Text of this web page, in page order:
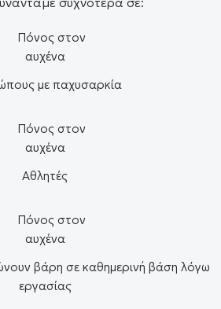
με παχυσαρκία
Αθλητές
βάρη σε καθημερινή βάση λόγω
εργασίας